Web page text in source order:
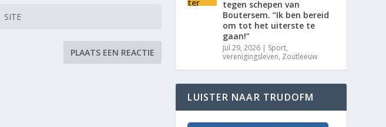
tegen schepen van
Boutersem. “Ik ben bereid
om tot het uiterste te
gaan!”
jul 29, 2026 | Sport,
verenigingsleven, Zoutleeuw
LUISTER NAAR TRUDOFM